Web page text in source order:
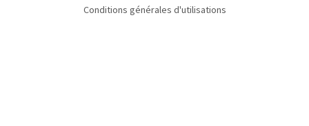
Conditions générales d'utilisations